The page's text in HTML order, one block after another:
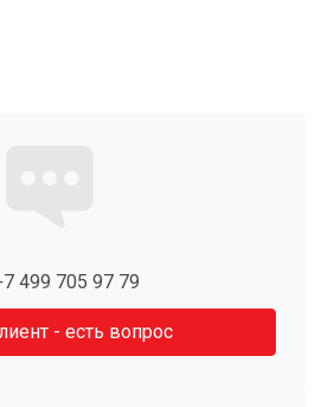
499 705 97 79
- есть вопрос